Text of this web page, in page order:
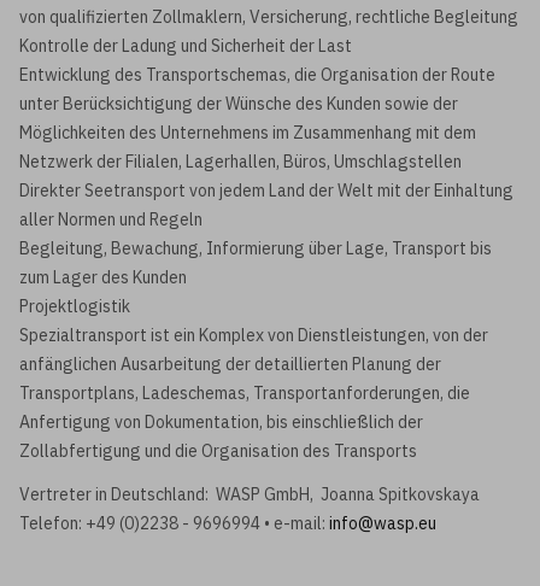
von qualifizierten Zollmaklern, Versicherung, rechtliche Begleitung
Kontrolle der Ladung und Sicherheit der Last
Entwicklung des Transportschemas, die Organisation der Route
unter Berücksichtigung der Wünsche des Kunden sowie der
Möglichkeiten des Unternehmens im Zusammenhang mit dem
Netzwerk der Filialen, Lagerhallen, Büros, Umschlagstellen
Direkter Seetransport von jedem Land der Welt mit der Einhaltung
aller Normen und Regeln
Begleitung, Bewachung, Informierung über Lage, Transport bis
zum Lager des Kunden
Projektlogistik
Spezialtransport ist ein Komplex von Dienstleistungen, von der
anfänglichen Ausarbeitung der detaillierten Planung der
Transportplans, Ladeschemas, Transportanforderungen, die
Anfertigung von Dokumentation, bis einschließlich der
Zollabfertigung und die Organisation des Transports
Vertreter in Deutschland: WASP GmbH, Joanna Spitkovskaya
Telefon: +49 (0)2238 - 9696994 • e-mail: info@wasp.eu